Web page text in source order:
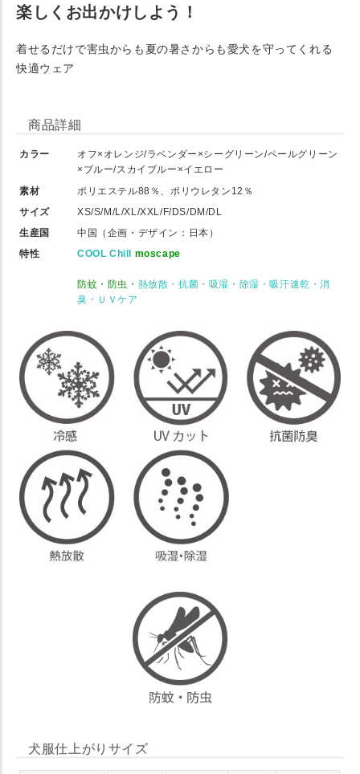
楽しくお出かけしよう！
着せるだけで害虫からも夏の暑さからも愛犬を守ってくれる
快適ウェア
商品詳細
カラー
オフ×オレンジ/ラベンダー×シーグリーン/ペールグリーン
×ブルー/スカイブルー×イエロー
素材
ポリエステル88％、ポリウレタン12％
サイズ
XS/S/M/L/XL/XXL/F/DS/DM/DL
生産国
中国（企画・デザイン：日本）
特性
COOL Chill moscape
防蚊・防虫・ 熱放散・抗菌・吸湿・除湿・吸汗速乾・消
臭・ＵＶケア
犬服仕上がりサイズ